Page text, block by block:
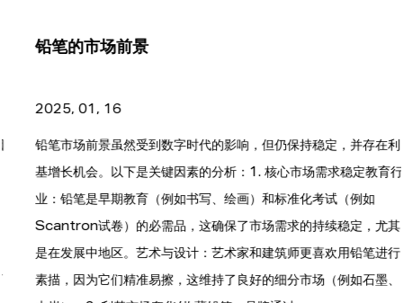
铅笔的市场前景
2025, 01, 16
铅笔市场前景虽然受到数字时代的影响，但仍保持稳定，并存在利
基增长机会。以下是关键因素的分析：1. 核心市场需求稳定教育行
业：铅笔是早期教育（例如书写、绘画）和标准化考试（例如
Scantron试卷）的必需品，这确保了市场需求的持续稳定，尤其
是在发展中地区。艺术与设计：艺术家和建筑师更喜欢用铅笔进行
素描，因为它们精准易擦，这维持了良好的细分市场（例如石墨、